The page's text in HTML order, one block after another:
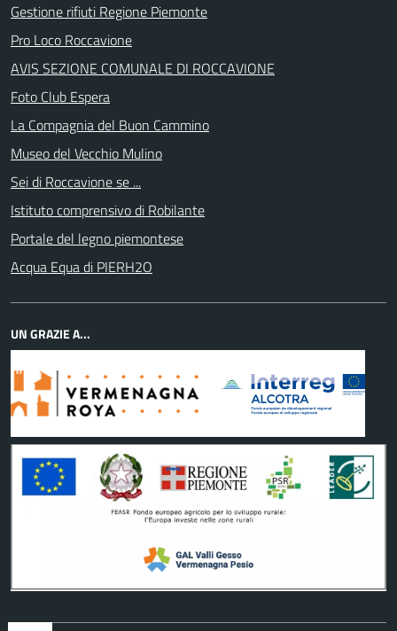
Gestione rifiuti Regione Piemonte
Pro Loco Roccavione
AVIS SEZIONE COMUNALE DI ROCCAVIONE
Foto Club Espera
La Compagnia del Buon Cammino
Museo del Vecchio Mulino
Sei di Roccavione se ...
Istituto comprensivo di Robilante
Portale del legno piemontese
Acqua Equa di PIERH2O
UN GRAZIE A...